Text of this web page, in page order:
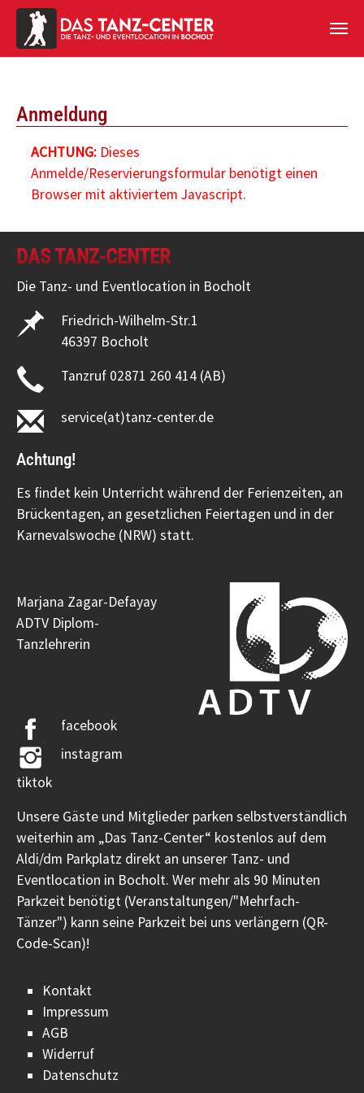
Anmeldung
ACHTUNG:Dieses
Anmelde/Reservierungsformular benötigt einen
Browser mit aktiviertem Javascript.
DAS TANZ-CENTER
Die Tanz- und Eventlocation in Bocholt
Friedrich-Wilhelm-Str.1
46397 Bocholt
Tanzruf 02871 260 414 (AB)
service(at)tanz-center.de
Achtung!
Es findet kein Unterricht während der Ferienzeiten, an
Brückentagen, an gesetzlichen Feiertagen und in der
Karnevalswoche (NRW) statt.
Marjana Zagar-Defayay
ADTV Diplom-
Tanzlehrerin
facebook
instagram
tiktok
Unsere Gäste und Mitglieder parken selbstverständlich
weiterhin am „Das Tanz-Center“ kostenlos auf dem
Aldi/dm Parkplatz direkt an unserer Tanz- und
Eventlocation in Bocholt. Wer mehr als 90 Minuten
Parkzeit benötigt (Veranstaltungen/"Mehrfach-
Tänzer") kann seine Parkzeit bei uns verlängern (QR-
Code-Scan)!
Kontakt
Impressum
AGB
Widerruf
Datenschutz